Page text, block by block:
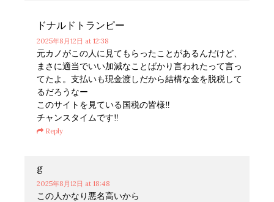
ドナルドトランピー
2025年8月12日 at 12:38
元カノがこの人に見てもらったことがあるんだけど、
まさに適当でいい加減なことばかり言われたって言っ
てたよ。支払いも現金渡しだから結構な金を脱税して
るだろうなー
このサイトを見ている国税の皆様‼️
チャンスタイムです‼️
Reply
g
2025年8月12日 at 18:48
この人かなり悪名高いから